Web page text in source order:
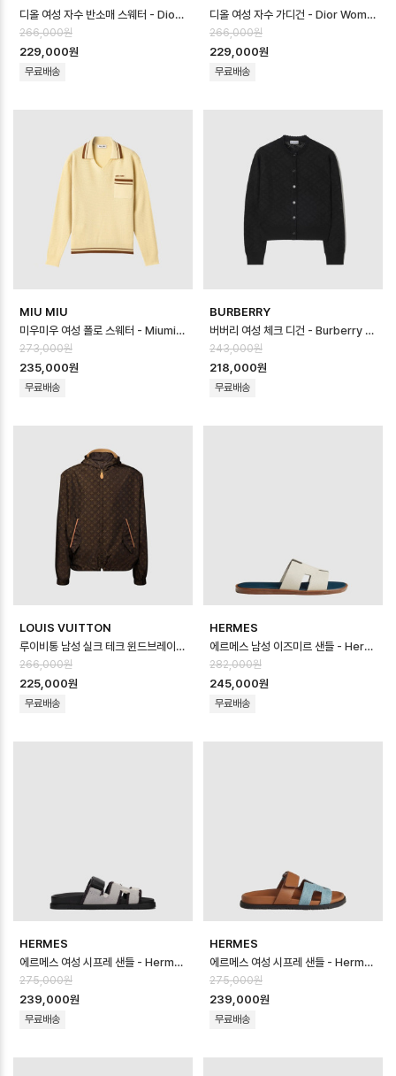
디올 여성 자수 반소매 스웨터 - Dior Womens Embroidered Sweater…
266,000원
229,000원
무료배송
디올 여성 자수 가디건 - Dior Womens Embroidered Cardigan - …
266,000원
229,000원
무료배송
MIU MIU
미우미우 여성 폴로 스웨터 - Miumiu Womens Polo Sweater - mic1…
273,000원
235,000원
무료배송
BURBERRY
버버리 여성 체크 디건 - Burberry Womens Checked Cardigan - …
243,000원
218,000원
무료배송
LOUIS VUITTON
루이비통 남성 실크 테크 윈드브레이커 - Louis vuitton Mens Silk Tec…
266,000원
225,000원
무료배송
HERMES
에르메스 남성 이즈미르 샌들 - Hermes Mens Lzmir Sandal - hes14…
282,000원
245,000원
무료배송
HERMES
에르메스 여성 시프레 샌들 - Hermes Womens Chypre Sandal - hes…
275,000원
239,000원
무료배송
HERMES
에르메스 여성 시프레 샌들 - Hermes Womens Chypre Sandal - hes…
275,000원
239,000원
무료배송